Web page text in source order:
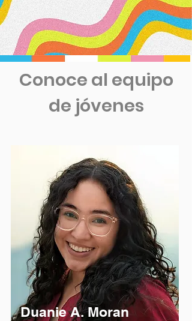
Conoce al equipo
de jóvenes
Duanie A. Moran